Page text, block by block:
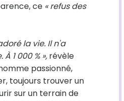
ce « refus des
la vie. Il n'a
1 000 % », révèle
passionné,
toujours trouver un
sur un terrain de